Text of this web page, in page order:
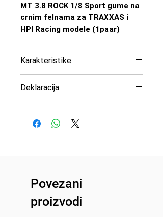
MT 3.8 ROCK 1/8 Sport gume na
crnim felnama za TRAXXAS i
HPI Racing modele (1paar)
Karakteristike
Prečnik gume: 174 mm
Težina: 440 g
Deklaracija
d.o.o
Povezani
proizvodi